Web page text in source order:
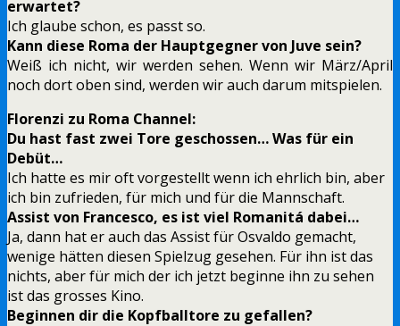
erwartet?
Ich glaube schon, es passt so.
Kann diese Roma der Hauptgegner von Juve sein?
Weiß ich nicht, wir werden sehen. Wenn wir März/April
noch dort oben sind, werden wir auch darum mitspielen.
Florenzi zu Roma Channel:
Du hast fast zwei Tore geschossen… Was für ein
Debüt…
Ich hatte es mir oft vorgestellt wenn ich ehrlich bin, aber
ich bin zufrieden, für mich und für die Mannschaft.
Assist von Francesco, es ist viel Romanitá dabei…
Ja, dann hat er auch das Assist für Osvaldo gemacht,
wenige hätten diesen Spielzug gesehen. Für ihn ist das
nichts, aber für mich der ich jetzt beginne ihn zu sehen
ist das grosses Kino.
Beginnen dir die Kopfballtore zu gefallen?